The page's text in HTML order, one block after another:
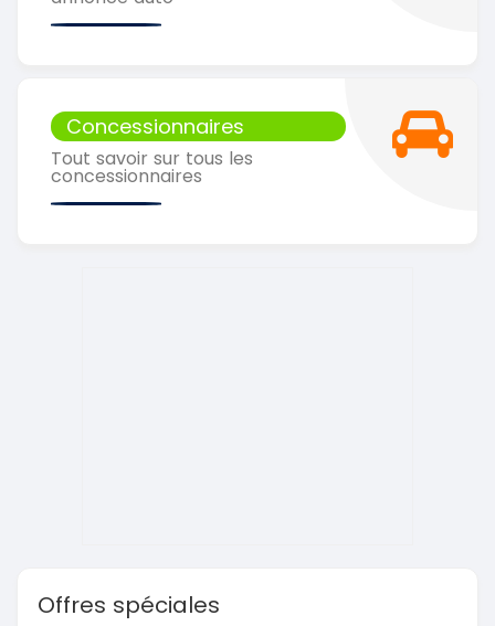
Concessionnaires
Tout savoir sur tous les
concessionnaires
Offres spéciales